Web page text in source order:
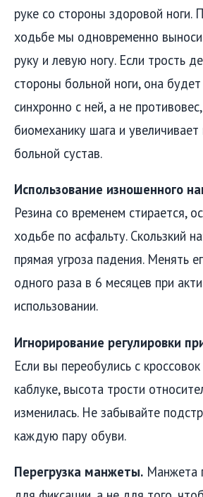
руке со стороны здоровой ноги.
ходьбе мы одновременно
руку и левую ногу. Если трость
стороны больной ноги, она будет
синхронно с ней, а не
биомеханику шага и увеличивает
больной сустав.
Использование изношенного
Резина со временем стирается,
ходьбе по асфальту. Скользкий
прямая угроза падения. Менять
одного раза в 6 месяцев при
использовании.
Игнорирование регулировки
Если вы переобулись с
каблуке, высота трости
изменилась. Не забывайте
каждую пару обуви.
Перегрузка манжеты. Манжета